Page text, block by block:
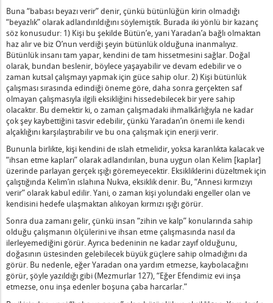
Yapılan Hazırlık Nedir? - 2
Olarak Adlandırılır Ne Demektir?
"Yasa ve Emir" Olması Ne Anlama Gelir?
Kayırması Ne Anlama Gelir?
Gereken Yardım Nedir?
İçin Dua Nedir?
Surette Doğru Hüküm Vermesi Ne Anlama Gelir?
- 2
Fark Nedir?
Sadakanın Kutsal Adı Yapması Ne Anlama Gelir?
Halkların En Küçüğüsünüz’ Nedir?
Şehina Onlarla Beraberdir’ Nedir?
Tadını Çıkaran Kimse" Ne Demektir?
Gidenlerin Dört Niteliği" Nedir?
(Çaprazdır)” Ne Demektir?
İçin,” Nedir?
Tolere Etmez” Nedir?
Kalan Diğer Milletler nedir?
Atfedilen İnsanın Çalışması Nedir?
Buna “babası beyazı verir” denir, çünkü bütünlüğün kirin olmadığı
“beyazlık” olarak adlandırıldığını söylemiştik. Burada iki yönlü bir kazanç
söz konusudur: 1) Kişi bu şekilde Bütün’e, yani Yaradan’a bağlı olmaktan
haz alır ve biz O’nun verdiği şeyin bütünlük olduğuna inanmalıyız.
Bütünlük insanı tam yapar, kendini de tam hissetmesini sağlar. Doğal
olarak, bundan beslenir, böylece yaşayabilir ve devam edebilir ve o
zaman kutsal çalışmayı yapmak için güce sahip olur. 2) Kişi bütünlük
çalışması sırasında edindiği öneme göre, daha sonra gerçekten saf
olmayan çalışmasıyla ilgili eksikliğini hissedebilecek bir yere sahip
olacaktır. Bu demektir ki, o zaman çalışmadaki ihmalkârlığıyla ne kadar
çok şey kaybettiğini tasvir edebilir, çünkü Yaradan’ın önemi ile kendi
alçaklığını karşılaştırabilir ve bu ona çalışmak için enerji verir.
Bununla birlikte, kişi kendini de ıslah etmelidir, yoksa karanlıkta kalacak ve
“ihsan etme kapları” olarak adlandırılan, buna uygun olan Kelim [kaplar]
üzerinde parlayan gerçek ışığı göremeyecektir. Eksikliklerini düzeltmek için
çalıştığında Kelim’in ıslahına Nukva, eksiklik denir. Bu, “Annesi kırmızıyı
verir” olarak kabul edilir. Yani, o zaman kişi yolundaki engeller olan ve
kendisini hedefe ulaşmaktan alıkoyan kırmızı ışığı görür.
Sonra dua zamanı gelir, çünkü insan “zihin ve kalp” konularında sahip
olduğu çalışmanın ölçülerini ve ihsan etme çalışmasında nasıl da
ilerleyemediğini görür. Ayrıca bedeninin ne kadar zayıf olduğunu,
doğasının üstesinden gelebilecek büyük güçlere sahip olmadığını da
görür. Bu nedenle, eğer Yaradan ona yardım etmezse, kaybolacağını
görür, şöyle yazıldığı gibi (Mezmurlar 127), “Eğer Efendimiz evi inşa
etmezse, onu inşa edenler boşuna çaba harcarlar.”